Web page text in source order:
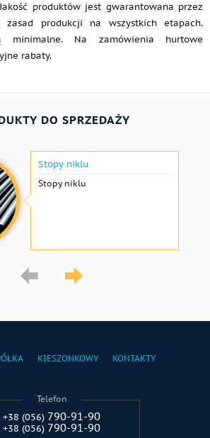
produktów jest gwarantowana przez
zasad produkcji na wszystkich etapach.
minimalne. Na zamówienia hurtowe
rabaty.
DO SPRZEDAŻY
Stopy niklu
Stopy niklu
KIESZONKOWY KONTAKTY
Telefon
+38 (056) 790-91-90
+38 (056) 790-91-90